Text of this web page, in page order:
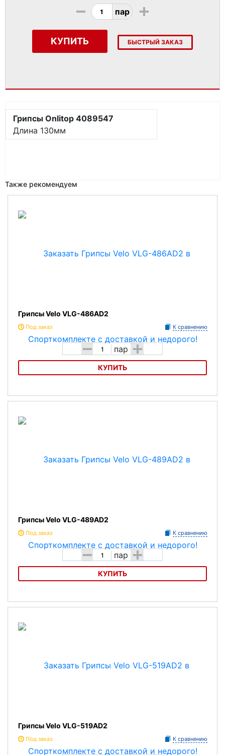
- пар +
КУПИТЬ БЫСТРЫЙ ЗАКАЗ
Грипсы Onlitop 4089547
Длина 130мм
Также рекомендуем
Грипсы Velo VLG-486AD2
Под заказ К сравнению
- пар +
КУПИТЬ
Грипсы Velo VLG-486AD2
Грипсы Velo VLG-489AD2
Под заказ К сравнению
- пар +
КУПИТЬ
Грипсы Velo VLG-489AD2
Грипсы Velo VLG-519AD2
Под заказ К сравнению